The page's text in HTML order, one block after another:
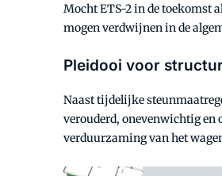
Mocht ETS-2 in de toekomst
mogen verdwijnen in de
Pleidooi voor
Naast tijdelijke
verouderd, onevenwichtig en
verduurzaming van het